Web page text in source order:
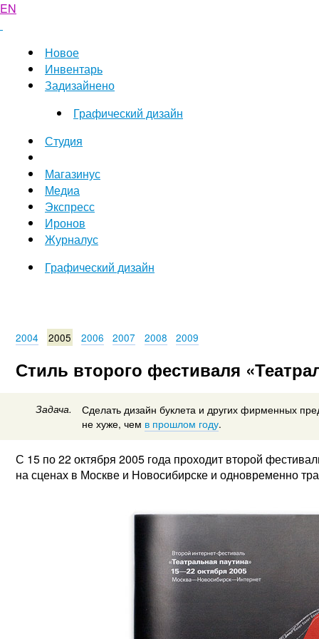
EN
Новое
Инвентарь
Задизайнено
Графический дизайн
Студия
Магазинус
Медиа
Экспресс
Иронов
Журналус
Графический дизайн
2004 2005 2006 2007 2008 2009
Стиль второго фестиваля
Задача.
Сделать дизайн буклета и других фирменных
не хуже, чем в прошлом году.
С 15 по 22 октября 2005 года проходит второй
на сценах в Москве и Новосибирске и одновременно